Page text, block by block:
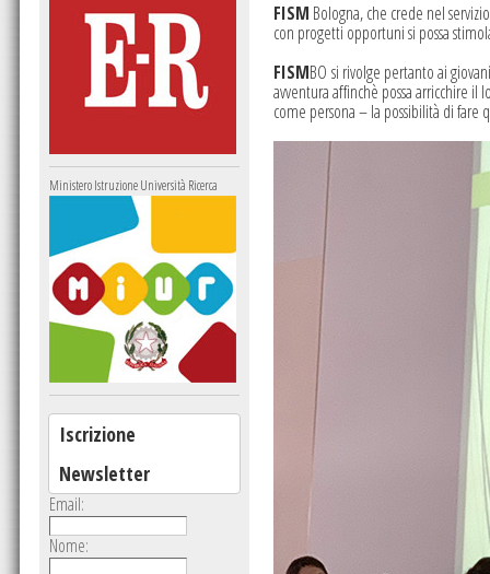
FISM Bologna, che crede nel
con progetti opportuni si possa
FISMBO si rivolge pertanto ai
avventura affinchè possa arricchire
come persona – la possibilità di fare
Ministero Istruzione Università Ricerca
Iscrizione
Newsletter
Email:
Nome: